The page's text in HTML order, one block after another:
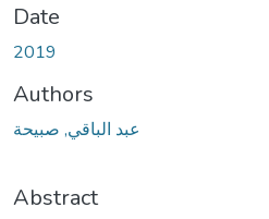
Date
2019
Authors
عبد الباقي, صبيحة
Abstract